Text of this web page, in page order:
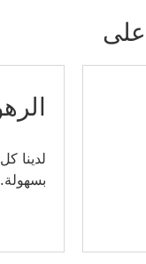
على
لدينا
بسهولة.